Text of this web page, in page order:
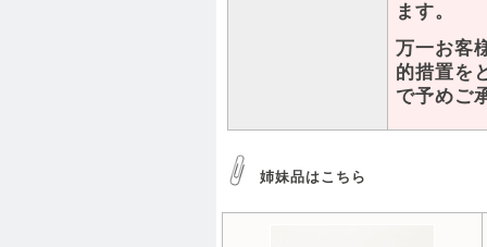
ます。
万一お客
的措置を
で予めご
姉妹品はこちら